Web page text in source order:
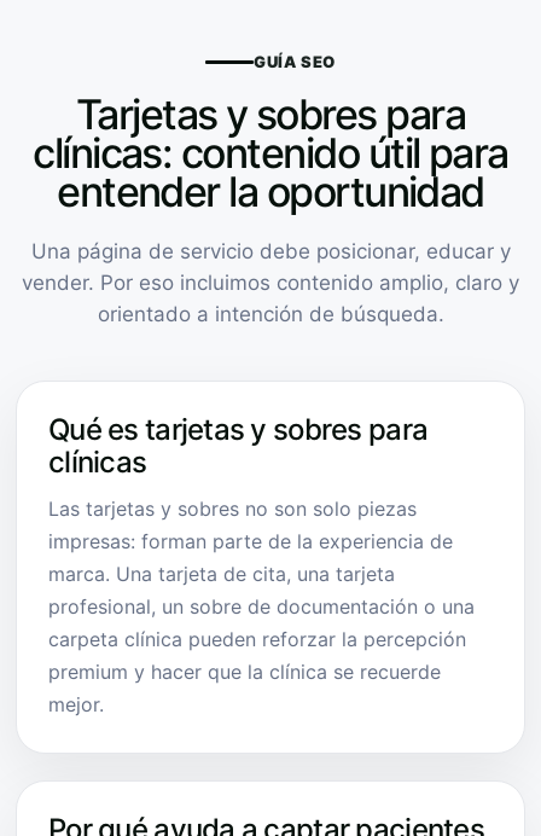
GUÍA SEO
Tarjetas y sobres para
clínicas: contenido útil para
entender la oportunidad
Una página de servicio debe posicionar, educar y
vender. Por eso incluimos contenido amplio, claro y
orientado a intención de búsqueda.
Qué es tarjetas y sobres para
clínicas
Las tarjetas y sobres no son solo piezas
impresas: forman parte de la experiencia de
marca. Una tarjeta de cita, una tarjeta
profesional, un sobre de documentación o una
carpeta clínica pueden reforzar la percepción
premium y hacer que la clínica se recuerde
mejor.
Por qué ayuda a captar pacientes